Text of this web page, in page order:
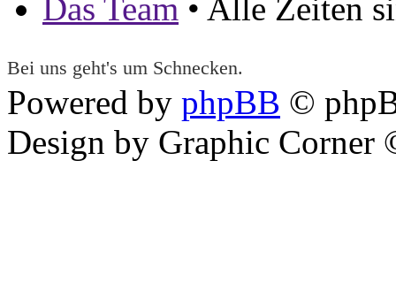
Das Team • Alle Zeiten
Bei uns geht's um Schnecken.
Powered by phpBB ©
Design by Graphic Corner